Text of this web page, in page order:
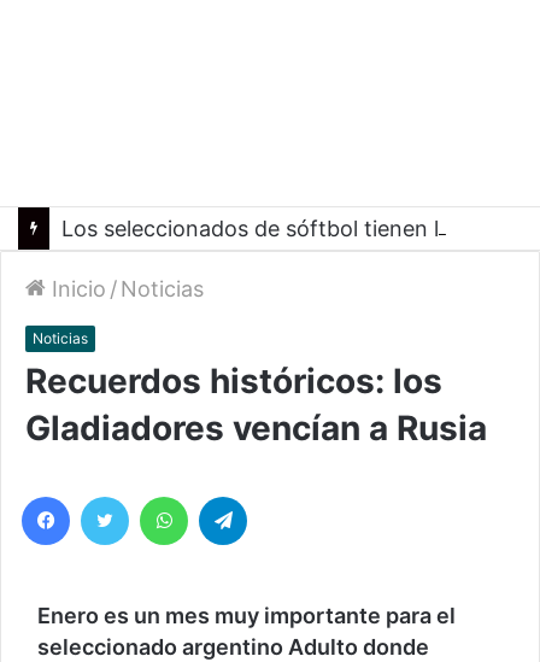
Inicio /Noticias
Noticias
Recuerdos históricos: los
Gladiadores vencían a Rusia
Facebook
Twitter WhatsApp
Enero es un mes muy importante para el
seleccionado argentino Adulto donde